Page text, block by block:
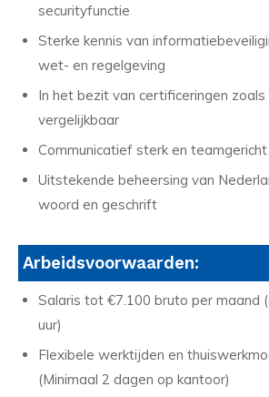
securityfunctie
Sterke kennis van
wet- en regelgeving
In het bezit van certificeringen zoals
vergelijkbaar
Communicatief sterk en teamgericht
Uitstekende beheersing van
woord en geschrift
Arbeidsvoorwaarden:
Salaris tot €7.100 bruto per maand
uur)
Flexibele werktijden en
(Minimaal 2 dagen op kantoor)